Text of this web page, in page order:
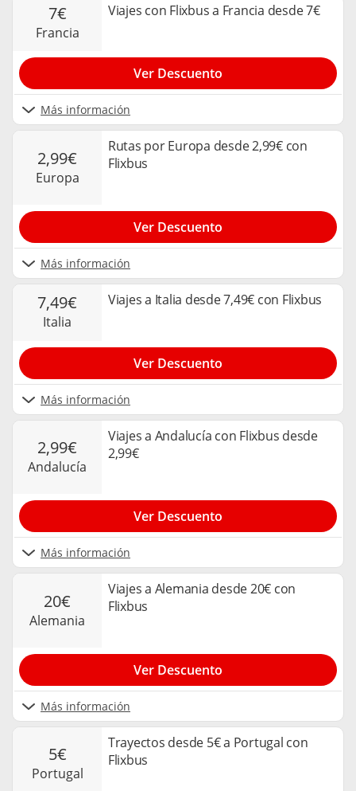
7€
francia
Viajes con Flixbus a Francia desde 7€
Más información
Ver Descuento
2,99€
europa
Rutas por Europa desde 2,99€ con
Flixbus
Más información
Ver Descuento
7,49€
italia
Viajes a Italia desde 7,49€ con Flixbus
Más información
Ver Descuento
2,99€
andalucía
Viajes a Andalucía con Flixbus desde
2,99€
Más información
Ver Descuento
20€
alemania
Viajes a Alemania desde 20€ con
Flixbus
Más información
Ver Descuento
5€
portugal
Trayectos desde 5€ a Portugal con
Flixbus